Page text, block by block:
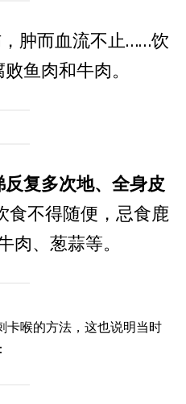
肿而血流不止……饮
鱼肉和牛肉。
反复多次地、全身皮
食不得随便，忌食鹿
肉、葱蒜等。
卡喉的方法，这也说明当时